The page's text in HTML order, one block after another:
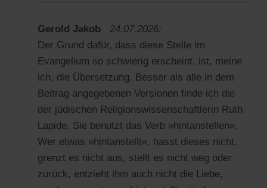
Gerold Jakob
24.07.2026:
Der Grund dafür, dass diese Stelle im
Evangelium so schwierig erscheint, ist, meine
ich, die Übersetzung. Besser als alle in dem
Beitrag angegebenen Versionen finde ich die
der jüdischen Religionswissenschaftlerin Ruth
Lapide. Sie benutzt das Verb »hintanstellen«.
Wer etwas »hintanstellt«, hasst dieses nicht,
grenzt es nicht aus, stellt es nicht weg oder
zurück, entzieht ihm auch nicht die Liebe,